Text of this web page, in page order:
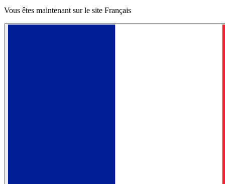
Vous êtes maintenant sur le site Français